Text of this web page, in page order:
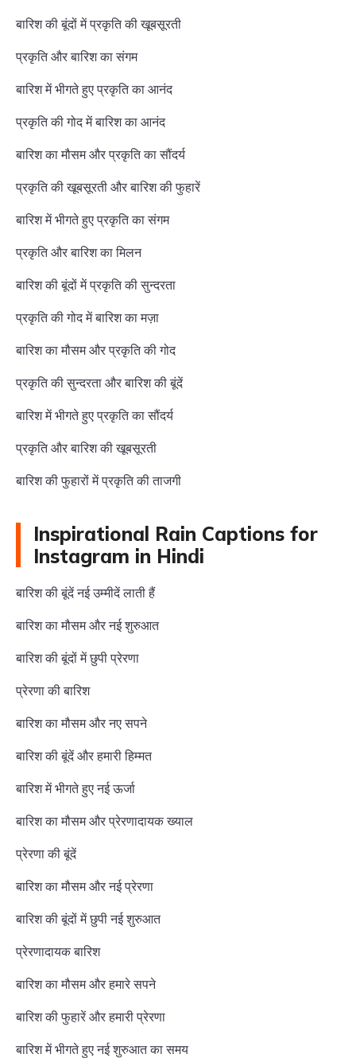
बारिश की बूंदों में प्रकृति की खूबसूरती
प्रकृति और बारिश का संगम
बारिश में भीगते हुए प्रकृति का आनंद
प्रकृति की गोद में बारिश का आनंद
बारिश का मौसम और प्रकृति का सौंदर्य
प्रकृति की खूबसूरती और बारिश की फुहारें
बारिश में भीगते हुए प्रकृति का संगम
प्रकृति और बारिश का मिलन
बारिश की बूंदों में प्रकृति की सुन्दरता
प्रकृति की गोद में बारिश का मज़ा
बारिश का मौसम और प्रकृति की गोद
प्रकृति की सुन्दरता और बारिश की बूंदें
बारिश में भीगते हुए प्रकृति का सौंदर्य
प्रकृति और बारिश की खूबसूरती
बारिश की फुहारों में प्रकृति की ताजगी
Inspirational Rain Captions for
Instagram in Hindi
बारिश की बूंदें नई उम्मीदें लाती हैं
बारिश का मौसम और नई शुरुआत
बारिश की बूंदों में छुपी प्रेरणा
प्रेरणा की बारिश
बारिश का मौसम और नए सपने
बारिश की बूंदें और हमारी हिम्मत
बारिश में भीगते हुए नई ऊर्जा
बारिश का मौसम और प्रेरणादायक ख्याल
प्रेरणा की बूंदें
बारिश का मौसम और नई प्रेरणा
बारिश की बूंदों में छुपी नई शुरुआत
प्रेरणादायक बारिश
बारिश का मौसम और हमारे सपने
बारिश की फुहारें और हमारी प्रेरणा
बारिश में भीगते हुए नई शुरुआत का समय